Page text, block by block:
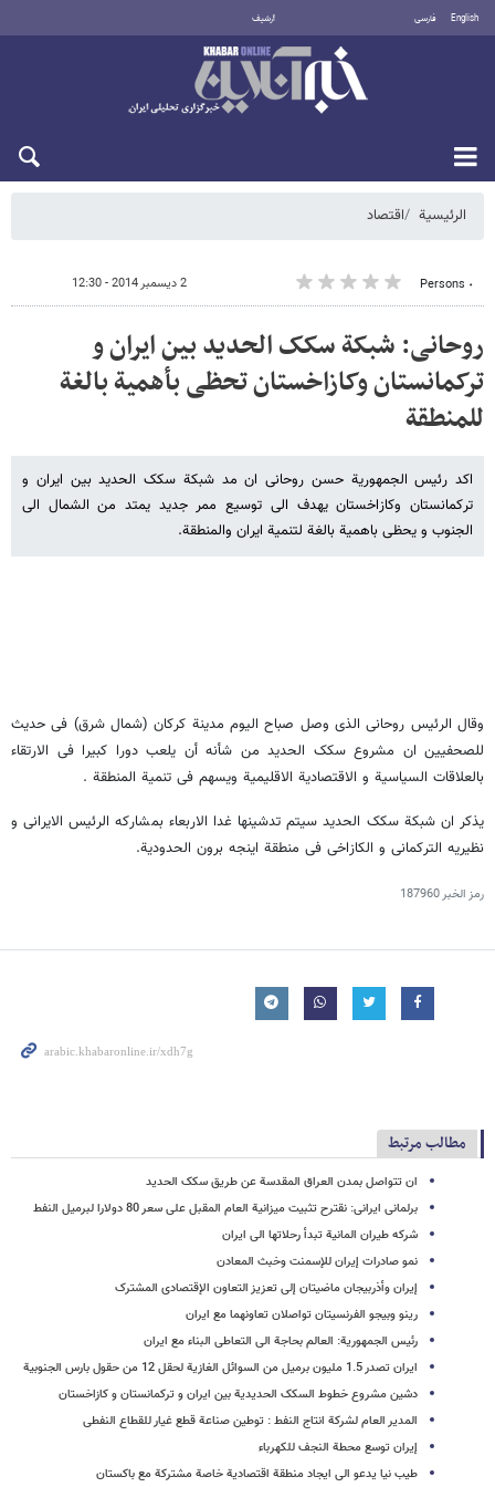
English فارسی أرشيف
الرئيسية اقتصاد
٠ Persons 2 ديسمبر 2014 - 12:30
روحانی: شبکة سکک الحدید بین ایران و
ترکمانستان وکازاخستان تحظی بأهمیة بالغة
للمنطقة
اکد رئیس الجمهوریة حسن روحانی ان مد شبکة سکک الحدید بین ایران و
ترکمانستان وکازاخستان یهدف الی توسیع ممر جدید یمتد من الشمال الی
الجنوب و یحظی باهمیة بالغة لتنمیة ایران والمنطقة.
وقال الرئیس روحانی الذی وصل صباح الیوم مدینة کرکان (شمال شرق) فی حدیث
للصحفیین ان مشروع سکک الحدید من شأنه أن یلعب دورا کبیرا فی الارتقاء
بالعلاقات السیاسیة و الاقتصادیة الاقلیمیة ویسهم فی تنمیة المنطقة .
یذکر ان شبکة سکک الحدید سیتم تدشینها غدا الاربعاء بمشارکه الرئیس الایرانی و
نظیریه الترکمانی و الکازاخی فی منطقة اینجه برون الحدودیة.
رمز الخبر187960
مطالب مرتبط
ان تتواصل بمدن العراق المقدسة عن طریق سکک الحدید
برلمانی ایرانی: نقترح تثبیت میزانیة العام المقبل علی سعر 80 دولارا لبرمیل النفط
شرکه طیران المانیة تبدأ رحلاتها الی ایران
نمو صادرات إیران للإسمنت وخبث المعادن
إیران وأذربیجان ماضیتان إلی تعزیز التعاون الإقتصادی المشترک
رینو وبیجو الفرنسیتان تواصلان تعاونهما مع ایران
رئیس الجمهوریة: العالم بحاجة الی التعاطی البناء مع ایران
ایران تصدر 1.5 ملیون برمیل من السوائل الغازیة لحقل 12 من حقول بارس الجنوبیة
دشین مشروع خطوط السکک الحدیدیة بین ایران و ترکمانستان و کازاخستان
المدیر العام لشرکة انتاج النفط : توطین صناعة قطع غیار للقطاع النفطی
إیران توسع محطة النجف للکهرباء
طیب نیا یدعو الی ایجاد منطقة اقتصادیة خاصة مشترکة مع باکستان